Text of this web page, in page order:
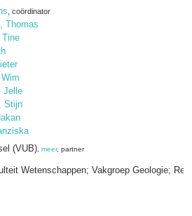
, coördinator
Thomas
Tine
Jelle
Stijn
(VUB) meer, partner
Wetenschappen; Vakgroep Geologie;